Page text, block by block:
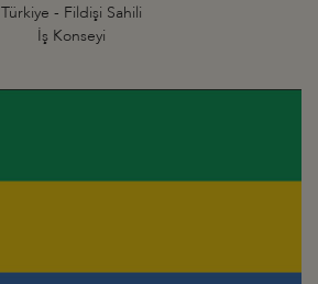
Türkiye - Fildişi Sahili
İş Konseyi